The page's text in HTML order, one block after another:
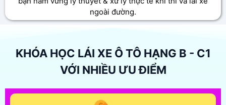
ngoài đường.
KHÓA HỌC LÁI XE Ô TÔ HẠNG B - C1
VỚI NHIỀU ƯU ĐIỂM